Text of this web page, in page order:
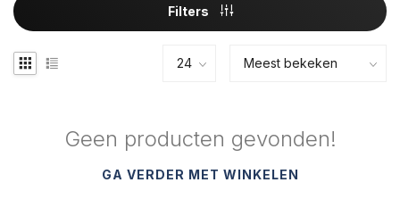
Filters
Geen producten gevonden!
GA VERDER MET WINKELEN